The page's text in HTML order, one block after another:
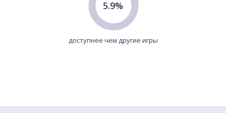
5.9%
доступнее чем другие игры